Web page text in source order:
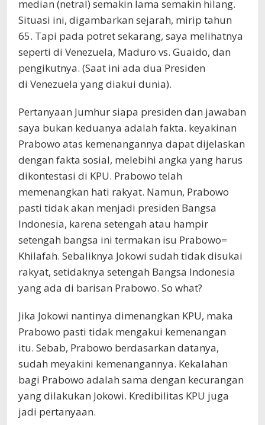
median (netral) semakin lama semakin hilang.
Situasi ini, digambarkan sejarah, mirip tahun
65. Tapi pada potret sekarang, saya melihatnya
seperti di Venezuela, Maduro vs. Guaido, dan
pengikutnya. (Saat ini ada dua Presiden
di Venezuela yang diakui dunia).
Pertanyaan Jumhur siapa presiden dan jawaban
saya bukan keduanya adalah fakta. keyakinan
Prabowo atas kemenangannya dapat dijelaskan
dengan fakta sosial, melebihi angka yang harus
dikontestasi di KPU. Prabowo telah
memenangkan hati rakyat. Namun, Prabowo
pasti tidak akan menjadi presiden Bangsa
Indonesia, karena setengah atau hampir
setengah bangsa ini termakan isu Prabowo=
Khilafah. Sebaliknya Jokowi sudah tidak disukai
rakyat, setidaknya setengah Bangsa Indonesia
yang ada di barisan Prabowo. So what?
Jika Jokowi nantinya dimenangkan KPU, maka
Prabowo pasti tidak mengakui kemenangan
itu. Sebab, Prabowo berdasarkan datanya,
sudah meyakini kemenangannya. Kekalahan
bagi Prabowo adalah sama dengan kecurangan
yang dilakukan Jokowi. Kredibilitas KPU juga
jadi pertanyaan.